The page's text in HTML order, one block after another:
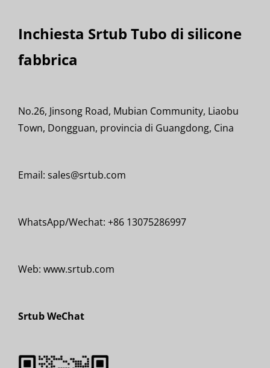
Inchiesta Srtub Tubo di silicone
fabbrica
No.26, Jinsong Road, Mubian Community, Liaobu
Town, Dongguan, provincia di Guangdong, Cina
Email: sales@srtub.com
WhatsApp/Wechat: +86 13075286997
Web: www.srtub.com
Srtub WeChat